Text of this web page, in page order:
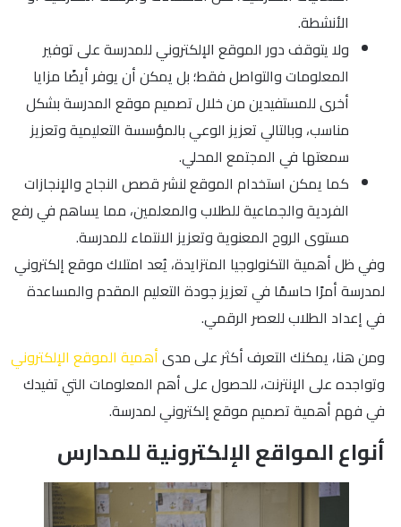
الأنشطة.
ولا يتوقف دور الموقع الإلكتروني للمدرسة على توفير
المعلومات والتواصل فقط؛ بل يمكن أن يوفر أيضًا مزايا
أخرى للمستفيدين من خلال تصميم موقع المدرسة بشكل
مناسب، وبالتالي تعزيز الوعي بالمؤسسة التعليمية وتعزيز
سمعتها في المجتمع المحلي.
كما يمكن استخدام الموقع لنشر قصص النجاح والإنجازات
الفردية والجماعية للطلاب والمعلمين، مما يساهم في رفع
مستوى الروح المعنوية وتعزيز الانتماء للمدرسة.
وفي ظل أهمية التكنولوجيا المتزايدة، يُعد امتلاك موقع إلكتروني
لمدرسة أمرًا حاسمًا في تعزيز جودة التعليم المقدم والمساعدة
في إعداد الطلاب للعصر الرقمي.
ومن هنا، يمكنك التعرف أكثر على مدىأهمية الموقع الإلكتروني
وتواجده على الإنترنت، للحصول على أهم المعلومات التي تفيدك
في فهم أهمية تصميم موقع إلكتروني لمدرسة.
أنواع المواقع الإلكترونية للمدارس